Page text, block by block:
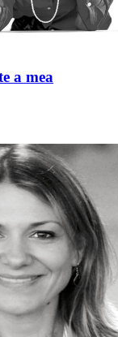
a mea